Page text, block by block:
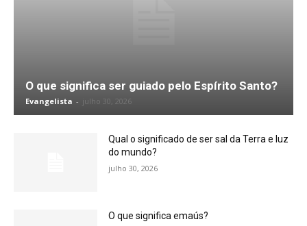
O que significa ser guiado pelo Espírito Santo?
Evangelista - julho 30, 2026
Qual o significado de ser sal da Terra e luz
do mundo?
julho 30, 2026
O que significa emaús?